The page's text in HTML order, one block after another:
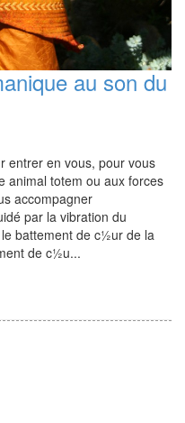
au son du
entrer en vous, pour vous
animal totem ou aux forces
accompagner
par la vibration du
battement de c½ur de la
de c½u...